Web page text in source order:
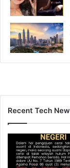
Recent Tech